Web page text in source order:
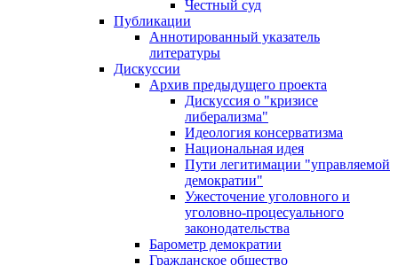
Честный суд
Публикации
Аннотированный указатель
литературы
Дискуссии
Архив предыдущего проекта
Дискуссия о "кризисе
либерализма"
Идеология консерватизма
Национальная идея
Пути легитимации "управляемой
демократии"
Ужесточение уголовного и
уголовно-процесуального
законодательства
Барометр демократии
Гражданское общество